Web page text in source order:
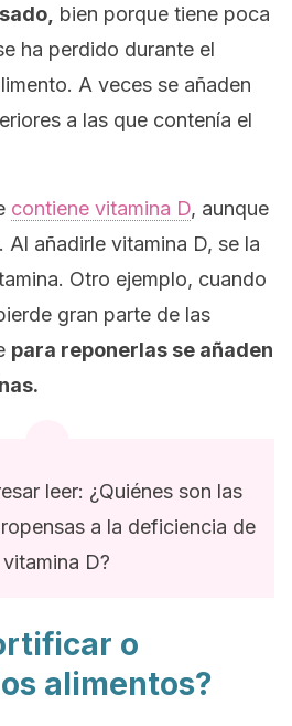
bien porque tiene poca
ha perdido durante el
A veces se añaden
a las que contenía el
contiene vitamina D, aunque
añadirle vitamina D, se la
Otro ejemplo, cuando
gran parte de las
para reponerlas se añaden
leer: ¿Quiénes son las
a la deficiencia de
vitamina D?
o
alimentos?